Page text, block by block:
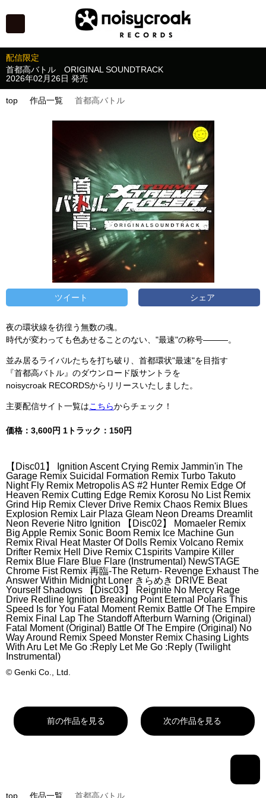
配信限定
首都高バトル
ORIGINAL SOUNDTRACK
2026年02月26日 発売
top 作品一覧 首都高バトル
ツイート シェア
夜の環状線を彷徨う無数の魂。
時代が変わっても色あせることのない、"最速"の称号―――。
並み居るライバルたちを打ち破り、首都環状"最速"を目指す
『首都高バトル』のダウンロード版サントラを
noisycroak RECORDSからリリースいたしました。
主要配信サイト一覧はこちらからチェック！
価格：3,600円 1トラック：150円
【Disc01】 Ignition Ascent Crying Remix Jammin'in The
Garage Remix Suicidal Formation Remix Turbo Takuto
Night Fly Remix Metropolis AS #2 Hunter Remix Edge Of
Heaven Remix Cutting Edge Remix Korosu No List Remix
Grind Hip Remix Clever Drive Remix Chaos Remix Blues
Explosion Remix Lair Plaza Gleam Neon Dreams Dreamlit
Neon Reverie Nitro Ignition 【Disc02】 Momaeler Remix
Big Apple Remix Sonic Boom Remix Ice Machine Gun
Remix Rival Heat Master Of Dolls Remix Volcano Remix
Drifter Remix Hell Dive Remix C1spirits Vampire Killer
Remix Blue Flare Blue Flare (Instrumental) NewSTAGE
Chrome Fist Remix 再臨-The Return- Revenge Exhaust The
Answer Within Midnight Loner きらめき DRIVE Beat
Yourself Shadows 【Disc03】 Reignite No Mercy Rage
Drive Redline Ignition Breaking Point Eternal Polaris This
Speed Is for You Fatal Moment Remix Battle Of The Empire
Remix Final Lap The Standoff Afterburn Warning (Original)
Fatal Moment (Original) Battle Of The Empire (Original) No
Way Around Remix Speed Monster Remix Chasing Lights
With Aru Let Me Go :Reply Let Me Go :Reply (Twilight
Instrumental)
© Genki Co., Ltd.
前の作品を見る 次の作品を見る
top 作品一覧 首都高バトル